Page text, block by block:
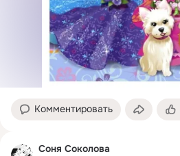
Комментировать
Соня Соколова